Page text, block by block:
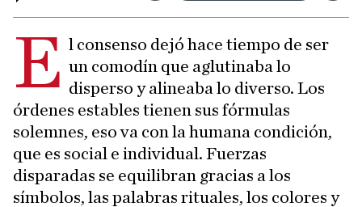
E l consenso dejó hace tiempo de ser
un comodín que aglutinaba lo
disperso y alineaba lo diverso. Los
órdenes estables tienen sus fórmulas
solemnes, eso va con la humana condición,
que es social e individual. Fuerzas
disparadas se equilibran gracias a los
símbolos, las palabras rituales, los colores y